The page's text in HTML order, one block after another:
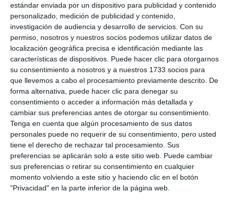
estándar enviada por un dispositivo para publicidad y contenido
personalizado, medición de publicidad y contenido,
investigación de audiencia y desarrollo de servicios. Con su
permiso, nosotros y nuestros socios podemos utilizar datos de
localización geográfica precisa e identificación mediante las
características de dispositivos. Puede hacer clic para otorgarnos
su consentimiento a nosotros y a nuestros 1733 socios para
que llevemos a cabo el procesamiento previamente descrito. De
forma alternativa, puede hacer clic para denegar su
consentimiento o acceder a información más detallada y
cambiar sus preferencias antes de otorgar su consentimiento.
Tenga en cuenta que algún procesamiento de sus datos
personales puede no requerir de su consentimiento, pero usted
tiene el derecho de rechazar tal procesamiento. Sus
preferencias se aplicarán solo a este sitio web. Puede cambiar
sus preferencias o retirar su consentimiento en cualquier
momento volviendo a este sitio y haciendo clic en el botón
"Privacidad" en la parte inferior de la página web.